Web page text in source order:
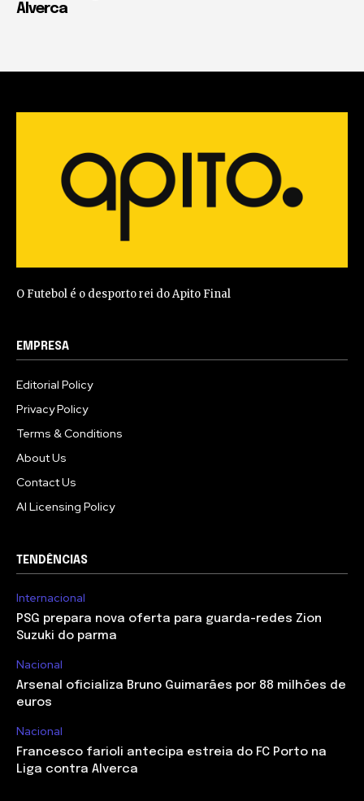
Alverca
O Futebol é o desporto rei do Apito Final
EMPRESA
Editorial Policy
Privacy Policy
Terms & Conditions
About Us
Contact Us
AI Licensing Policy
TENDÊNCIAS
Internacional
PSG prepara nova oferta para guarda-redes Zion
Suzuki do parma
Nacional
Arsenal oficializa Bruno Guimarães por 88 milhões de
euros
Nacional
Francesco farioli antecipa estreia do FC Porto na
Liga contra Alverca